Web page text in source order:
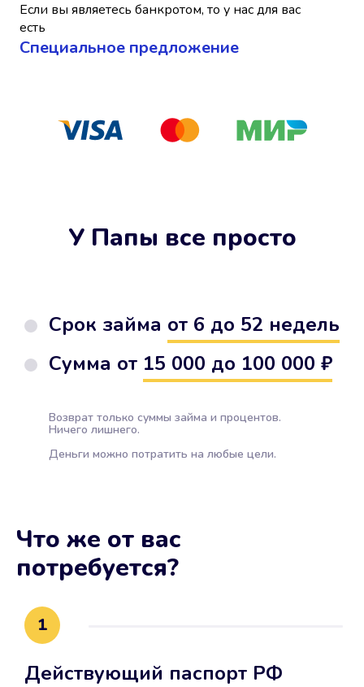
Если вы являетесь банкротом, то у нас для вас
есть
Cпециальное предложение
У Папы все просто
Срок займа от 6 до 52 недель
Сумма от 15 000 до 100 000 ₽
Возврат только суммы займа и процентов.
Ничего лишнего.
Деньги можно потратить на любые цели.
Что же от вас
потребуется?
1
Действующий паспорт РФ